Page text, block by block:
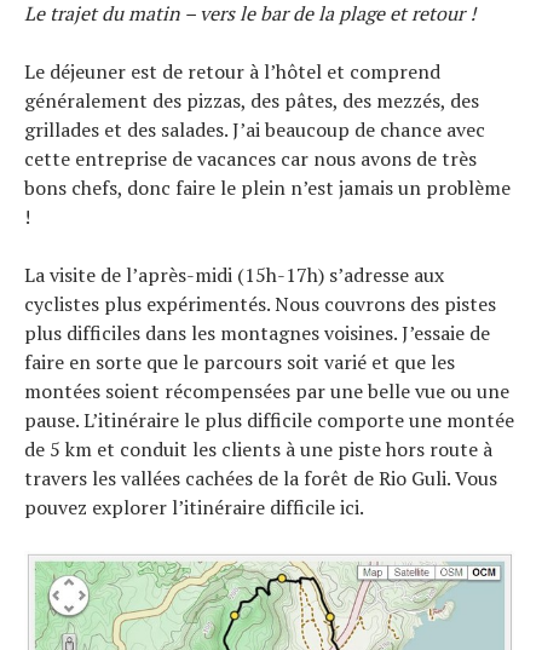
Le trajet du matin – vers le bar de la plage et retour !
Le déjeuner est de retour à l’hôtel et comprend
généralement des pizzas, des pâtes, des mezzés, des
grillades et des salades. J’ai beaucoup de chance avec
cette entreprise de vacances car nous avons de très
bons chefs, donc faire le plein n’est jamais un problème
!
La visite de l’après-midi (15h-17h) s’adresse aux
cyclistes plus expérimentés. Nous couvrons des pistes
plus difficiles dans les montagnes voisines. J’essaie de
faire en sorte que le parcours soit varié et que les
montées soient récompensées par une belle vue ou une
pause. L’itinéraire le plus difficile comporte une montée
de 5 km et conduit les clients à une piste hors route à
travers les vallées cachées de la forêt de Rio Guli. Vous
pouvez explorer l’itinéraire difficile ici.